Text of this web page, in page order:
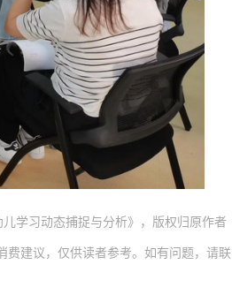
学习动态捕捉与分析》，版权归原作者
费建议，仅供读者参考。如有问题，请联